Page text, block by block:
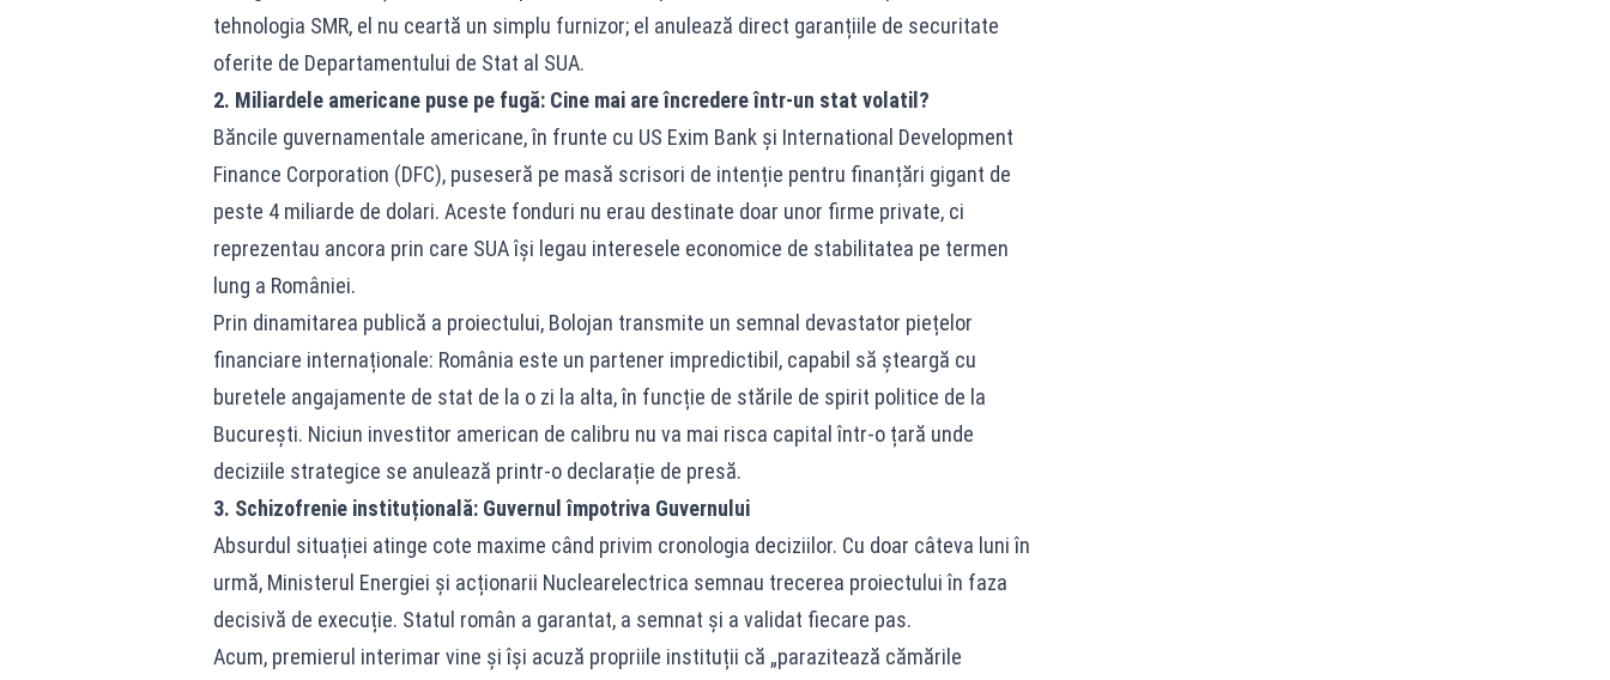
tehnologia SMR, el nu ceartă un simplu furnizor; el anulează direct garanțiile de securitate
oferite de Departamentului de Stat al SUA.
2. Miliardele americane puse pe fugă: Cine mai are încredere într-un stat volatil?
Băncile guvernamentale americane, în frunte cu US Exim Bank și International Development
Finance Corporation (DFC), puseseră pe masă scrisori de intenție pentru finanțări gigant de
peste 4 miliarde de dolari. Aceste fonduri nu erau destinate doar unor firme private, ci
reprezentau ancora prin care SUA își legau interesele economice de stabilitatea pe termen
lung a României.
Prin dinamitarea publică a proiectului, Bolojan transmite un semnal devastator piețelor
financiare internaționale: România este un partener impredictibil, capabil să șteargă cu
buretele angajamente de stat de la o zi la alta, în funcție de stările de spirit politice de la
București. Niciun investitor american de calibru nu va mai risca capital într-o țară unde
deciziile strategice se anulează printr-o declarație de presă.
3. Schizofrenie instituțională: Guvernul împotriva Guvernului
Absurdul situației atinge cote maxime când privim cronologia deciziilor. Cu doar câteva luni în
urmă, Ministerul Energiei și acționarii Nuclearelectrica semnau trecerea proiectului în faza
decisivă de execuție. Statul român a garantat, a semnat și a validat fiecare pas.
Acum, premierul interimar vine și își acuză propriile instituții că „parazitează cămările